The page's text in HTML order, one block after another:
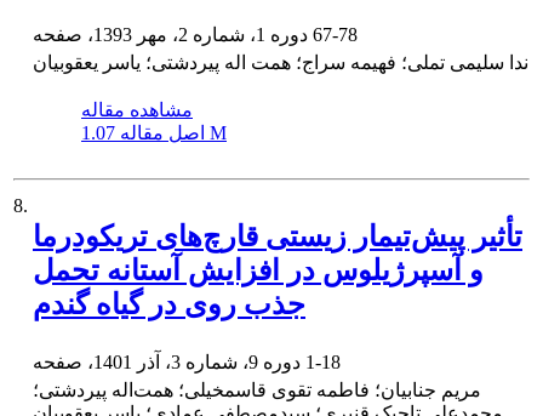
67-78
ندا سلیمی تملی؛ فهیمه سراج؛ همت اله پیردشتی؛ یاسر یعقوبیان
مشاهده مقاله
اصل مقاله 1.07 M
8.
تأثیر پیش‌تیمار زیستی قارچ‌های تریکودرما
و آسپرژیلوس در افزایش آستانه تحمل
جذب روی در گیاه گندم
1-18
مریم جنابیان؛ فاطمه تقوی قاسمخیلی؛ همت‌اله پیردشتی؛